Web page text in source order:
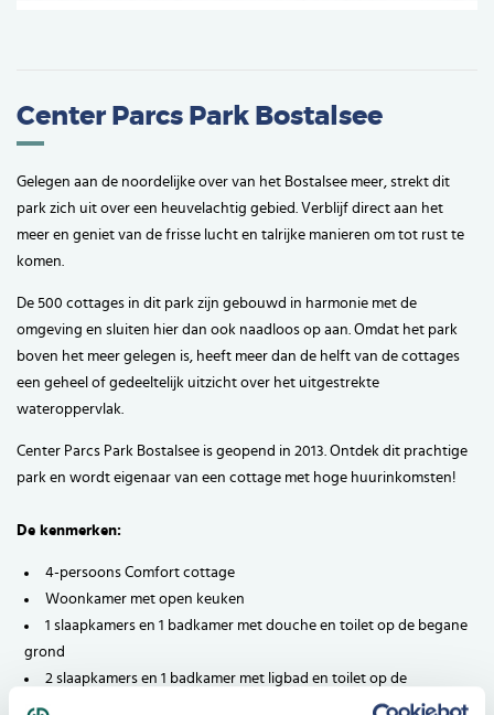
Center Parcs Park Bostalsee
Gelegen aan de noordelijke over van het Bostalsee meer, strekt dit
park zich uit over een heuvelachtig gebied. Verblijf direct aan het
meer en geniet van de frisse lucht en talrijke manieren om tot rust te
komen.
De 500 cottages in dit park zijn gebouwd in harmonie met de
omgeving en sluiten hier dan ook naadloos op aan. Omdat het park
boven het meer gelegen is, heeft meer dan de helft van de cottages
een geheel of gedeeltelijk uitzicht over het uitgestrekte
wateroppervlak.
Center Parcs Park Bostalsee is geopend in 2013. Ontdek dit prachtige
park en wordt eigenaar van een cottage met hoge huurinkomsten!
De kenmerken:
4-persoons Comfort cottage
Woonkamer met open keuken
1 slaapkamers en 1 badkamer met douche en toilet op de begane
grond
2 slaapkamers en 1 badkamer met ligbad en toilet op de
verdieping